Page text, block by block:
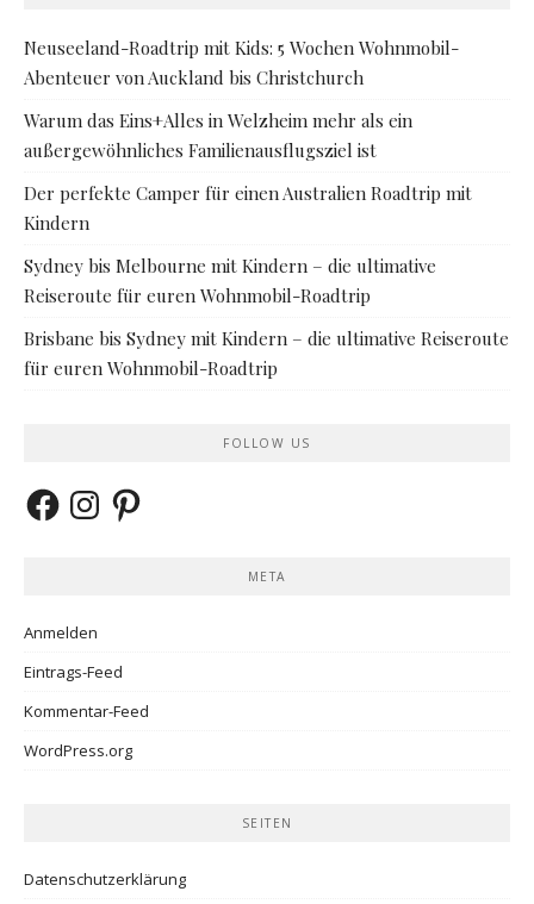
Neuseeland-Roadtrip mit Kids: 5 Wochen Wohnmobil-
Abenteuer von Auckland bis Christchurch
Warum das Eins+Alles in Welzheim mehr als ein
außergewöhnliches Familienausflugsziel ist
Der perfekte Camper für einen Australien Roadtrip mit
Kindern
Sydney bis Melbourne mit Kindern – die ultimative
Reiseroute für euren Wohnmobil-Roadtrip
Brisbane bis Sydney mit Kindern – die ultimative Reiseroute
für euren Wohnmobil-Roadtrip
FOLLOW US
FacebookInstagramPinterest
META
Anmelden
Eintrags-Feed
Kommentar-Feed
WordPress.org
SEITEN
Datenschutzerklärung